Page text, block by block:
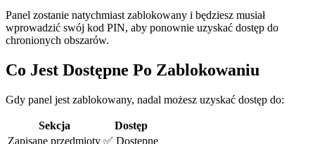
Panel zostanie natychmiast zablokowany i będziesz musiał
wprowadzić swój kod PIN, aby ponownie uzyskać dostęp do
chronionych obszarów.
Co Jest Dostępne Po Zablokowaniu
Gdy panel jest zablokowany, nadal możesz uzyskać dostęp do:
Sekcja
Dostęp
Zapisane przedmioty ✅ Dostępne